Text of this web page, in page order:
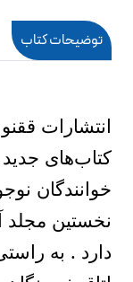
توضیحات کتاب
انتشارات
کتاب‌های
خوانندگان
نخستین
دارد . به